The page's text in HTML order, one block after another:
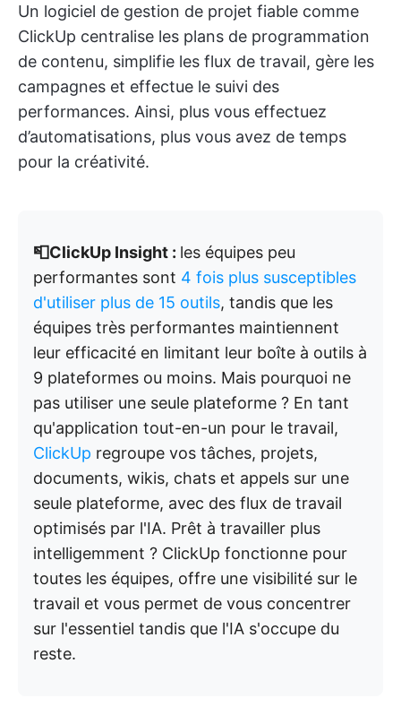
Un logiciel de gestion de projet fiable comme
ClickUp centralise les plans de programmation
de contenu, simplifie les flux de travail, gère les
campagnes et effectue le suivi des
performances. Ainsi, plus vous effectuez
d’automatisations, plus vous avez de temps
pour la créativité.
📮ClickUp Insight : les équipes peu
performantes sont 4 fois plus susceptibles
d'utiliser plus de 15 outils, tandis que les
équipes très performantes maintiennent
leur efficacité en limitant leur boîte à outils à
9 plateformes ou moins. Mais pourquoi ne
pas utiliser une seule plateforme ? En tant
qu'application tout-en-un pour le travail,
ClickUp regroupe vos tâches, projets,
documents, wikis, chats et appels sur une
seule plateforme, avec des flux de travail
optimisés par l'IA. Prêt à travailler plus
intelligemment ? ClickUp fonctionne pour
toutes les équipes, offre une visibilité sur le
travail et vous permet de vous concentrer
sur l'essentiel tandis que l'IA s'occupe du
reste.